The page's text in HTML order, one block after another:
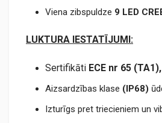
Viena zibspuldze 9 LED
LUKTURA IESTATĪJUMI:
Sertifikāti ECE nr 65
Aizsardzības klase (IP68)
Izturīgs pret triecieniem un